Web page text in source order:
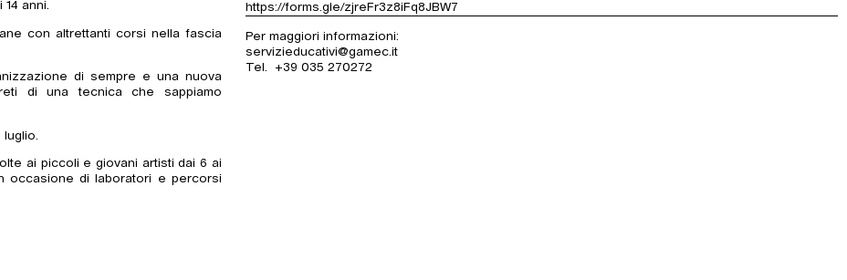
anni.
con altrettanti corsi nella fascia
di sempre e una nuova
di una tecnica che sappiamo
ai piccoli e giovani artisti dai 6 ai
occasione di laboratori e percorsi
https://forms.gle/zjreFr3z8iFq8JBW7
Per maggiori informazioni:
servizieducativi@gamec.it
Tel. +39 035 270272